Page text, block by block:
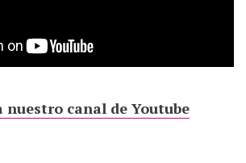
nuestro canal de Youtube